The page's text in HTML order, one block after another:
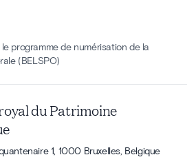
programme de numérisation de la
(BELSPO)
du Patrimoine
1, 1000 Bruxelles, Belgique